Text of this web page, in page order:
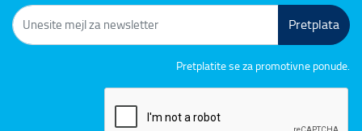
Pretplata
Pretplatite se za promotivne ponude.